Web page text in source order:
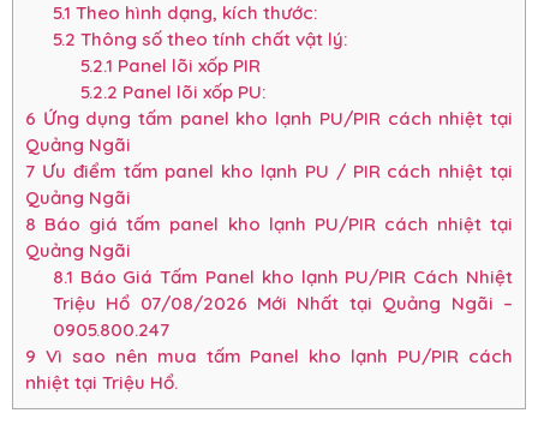
5.1 Theo hình dạng, kích thước:
5.2 Thông số theo tính chất vật lý:
5.2.1 Panel lõi xốp PIR
5.2.2 Panel lõi xốp PU:
6 Ứng dụng tấm panel kho lạnh PU/PIR cách nhiệt tại
Quảng Ngãi
7 Ưu điểm tấm panel kho lạnh PU / PIR cách nhiệt tại
Quảng Ngãi
8 Báo giá tấm panel kho lạnh PU/PIR cách nhiệt tại
Quảng Ngãi
8.1 Báo Giá Tấm Panel kho lạnh PU/PIR Cách Nhiệt
Triệu Hổ 07/08/2026 Mới Nhất tại Quảng Ngãi –
0905.800.247
9 Vì sao nên mua tấm Panel kho lạnh PU/PIR cách
nhiệt tại Triệu Hổ.